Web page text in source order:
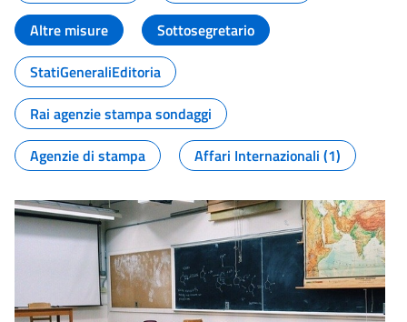
Altre misure
Sottosegretario
StatiGeneraliEditoria
Rai agenzie stampa sondaggi
Agenzie di stampa
Affari Internazionali (1)